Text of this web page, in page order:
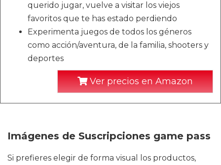
querido jugar, vuelve a visitar los viejos
favoritos que te has estado perdiendo
Experimenta juegos de todos los géneros
como acción/aventura, de la familia, shooters y
deportes
Ver precios en Amazon
Imágenes de Suscripciones game pass
Si prefieres elegir de forma visual los productos,